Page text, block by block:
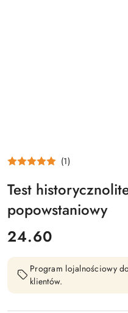
(1)
Test
popowstaniowy
cena:
24.60
Program lojalnościowy
klientów.